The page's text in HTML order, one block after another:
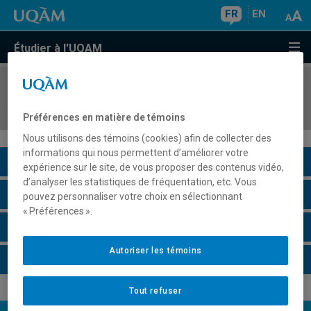
FR EN
Étudier à l'UQAM
COURS//
Description du cours
Horaire - Été 2026
Préférences en matière de témoins
Nous utilisons des témoins (cookies) afin de collecter des
informations qui nous permettent d’améliorer votre
expérience sur le site, de vous proposer des contenus vidéo,
d’analyser les statistiques de fréquentation, etc. Vous
pouvez personnaliser votre choix en sélectionnant
« Préférences ».
Tout refuser
Autoriser les témoins